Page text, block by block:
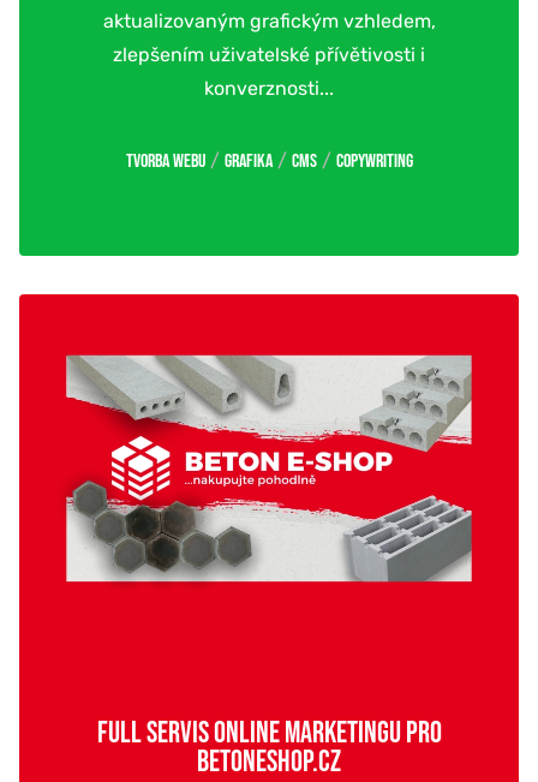
aktualizovaným grafickým vzhledem,
zlepšením uživatelské přívětivosti i
konverznosti...
Tvorba webu / Grafika / CMS / Copywriting
FULL SERVIS ONLINE MARKETINGU PRO
BETONESHOP.CZ